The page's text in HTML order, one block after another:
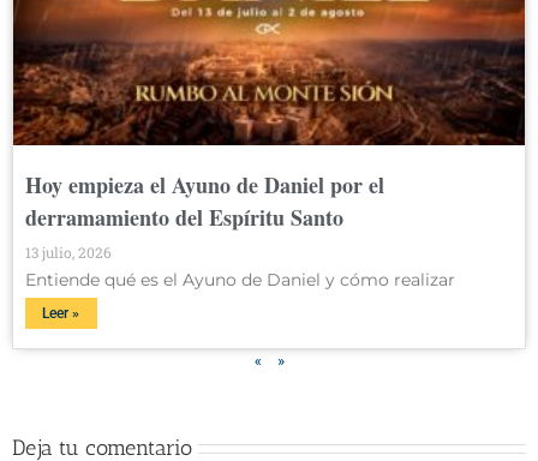
Hoy empieza el Ayuno de Daniel por el
derramamiento del Espíritu Santo
13 julio, 2026
Entiende qué es el Ayuno de Daniel y cómo realizar
Leer »
« »
Deja tu comentario